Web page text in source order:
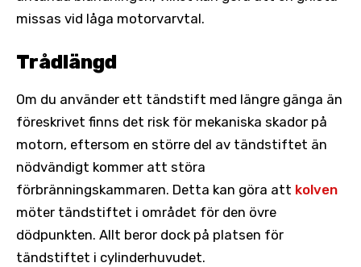
missas vid låga motorvarvtal.
Trådlängd
Om du använder ett tändstift med längre gänga än
föreskrivet finns det risk för mekaniska skador på
motorn, eftersom en större del av tändstiftet än
nödvändigt kommer att störa
förbränningskammaren. Detta kan göra att kolven
möter tändstiftet i området för den övre
dödpunkten. Allt beror dock på platsen för
tändstiftet i cylinderhuvudet.